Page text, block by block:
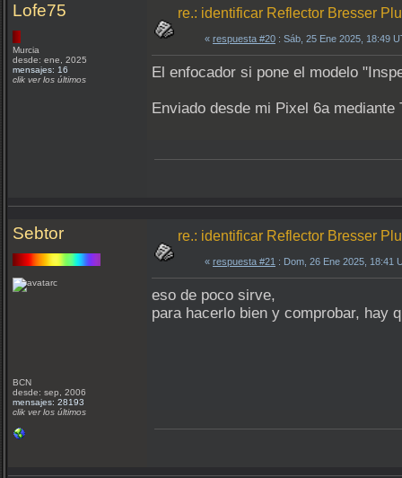
Lofe75
Murcia
desde: ene, 2025
mensajes: 16
clik ver los últimos
re.: identificar Reflector Bresser
« respuesta #20 : Sáb, 25 Ene 2025, 18:49
El enfocador si pone el modelo
Enviado desde mi Pixel 6a mediante
Sebtor
BCN
desde: sep, 2006
mensajes: 28193
clik ver los últimos
re.: identificar Reflector Bresser
« respuesta #21 : Dom, 26 Ene 2025, 18:41
eso de poco sirve,
para hacerlo bien y comprobar, hay